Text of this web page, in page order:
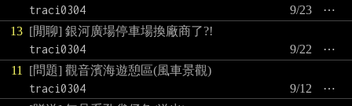
traci0304
⋯
9/23
13 [閒聊] 銀河廣場停車場換廠商了?!
traci0304
⋯
9/22
11
[問題] 觀音濱海遊憩區(風車景觀)
traci0304
⋯
9/12